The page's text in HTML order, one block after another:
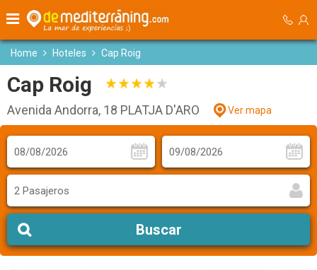
Home Hoteles Cap Roig
Cap Roig
Avenida Andorra, 18 PLATJA D'ARO Ver mapa
2 Pasajeros
Buscar